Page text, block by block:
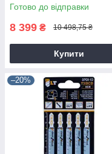
Готово до відправки
8 399 ₴ 10 498,75 ₴
Купити
–20%